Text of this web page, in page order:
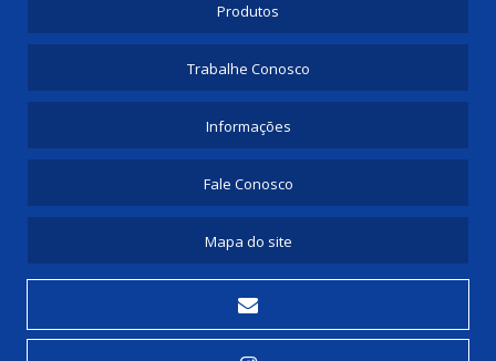
Produtos
Trabalhe Conosco
Informações
Fale Conosco
Mapa do site